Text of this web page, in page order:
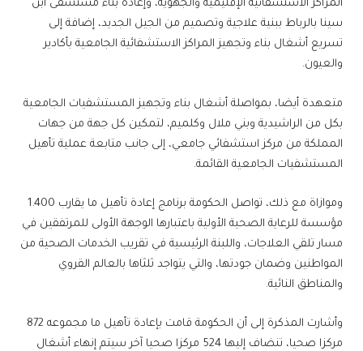
المراكز الاستشفائية الإقليمية والجهوية، وإعادة بناء مستشفى ابن
سينا بالرباط ببنية علاجية وتصميم من الجيل الجديد، إضافة إلى
تسريع أشغال بناء وتجهيز المراكز الاستشفائية الجامعية بأكادير
والعيون.
متعهدة أيضا، بمواصلة أشغال بناء وتجهيز المستشفيات الجامعية
بكل من الراشيدية وبني ملال وكلميم، لتمكين كل جهة من جهات
المملكة من مركز استشفائي جامعي، إلى جانب متابعة عملية تأهيل
المستشفيات الجامعية القائمة.
وموازاة مع ذلك، تواصل الحكومة برنامج إعادة تأهيل ما يقارب 1.400
مؤسسة للرعاية الصحية الأولية باعتبارها الوجهة الأولى للمرتفقين في
مسار تلقي العلاجات، واللبنة الرئيسية في تقريب الخدمات الصحية من
المواطنين وضمان جودتها، والتي يتواجد ثلثاها بالعالم القروي
والمناطق النائية.
وأشارت المذكرة إلى أن الحكومة قامت بإعادة تأهيل ما مجموعه 872
مركزا صحيا، تنضاف إليها 524 مركزا صحيا آخر سيتم إنهاء أشغال